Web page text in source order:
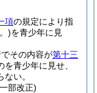
項の規定により指
)を青少年に見
その内容が第十三
青少年に見せ、
い。
部改正)